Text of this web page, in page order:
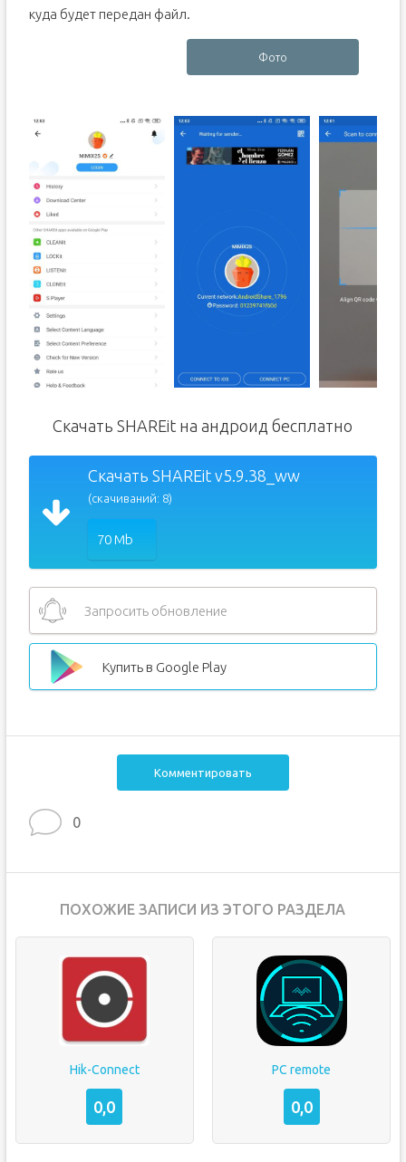
куда будет передан файл.
Фото
Скачать SHAREit на андроид бесплатно
Скачать SHAREit v5.9.38_ww
(скачиваний: 8)
70 Mb
Запросить обновление
Купить в Google Play
Комментировать
0
ПОХОЖИЕ ЗАПИСИ ИЗ ЭТОГО РАЗДЕЛА
Hik-Connect
0,0
PC remote
0,0